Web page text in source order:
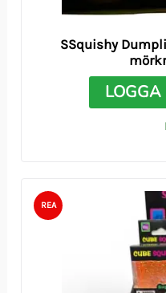
SSquishy
LOGGA
REA